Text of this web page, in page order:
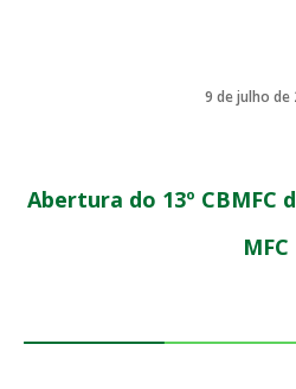
9 de julho de
Abertura do 13º CBMFC
MFC